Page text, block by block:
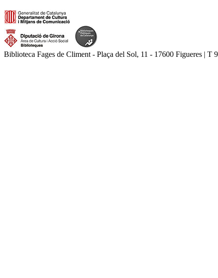
Biblioteca Fages de Climent - Plaça del Sol, 11 - 17600 Figueres |